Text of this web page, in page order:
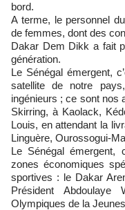
bord.
A terme, le personnel
de femmes, dont des
Dakar Dem Dikk a fait
génération.
Le Sénégal émergent,
satellite de notre
ingénieurs ; ce sont nos
Skirring, à Kaolack,
Louis, en attendant la
Linguère, Ourossogui-
Le Sénégal
zones économiques
sportives : le Dakar
Président
Olympiques de la